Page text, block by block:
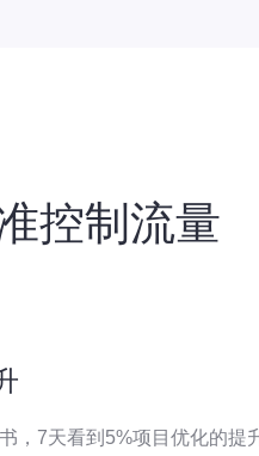
控制流量
，7天看到5%项目优化的提